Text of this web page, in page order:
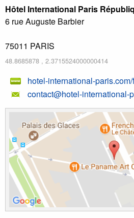
Hôtel International Paris
6 rue Auguste Barbier
75011 PARIS
48.8685878 , 2.3715524000000414
hotel-international-paris.com/
contact@hotel-international-